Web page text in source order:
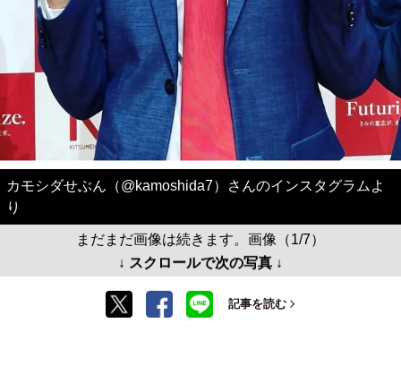
カモシダせぶん（@kamoshida7）さんのインスタグラムよ
り
まだまだ画像は続きます。画像（1/7）
↓ スクロールで次の写真 ↓
記事を読む